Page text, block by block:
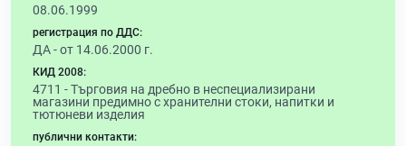
08.06.1999
регистрация по ДДС:
ДА - от 14.06.2000 г.
КИД 2008:
4711 -Търговия на дребно в неспециализирани
магазини предимно с хранителни стоки, напитки и
тютюневи изделия
публични контакти: